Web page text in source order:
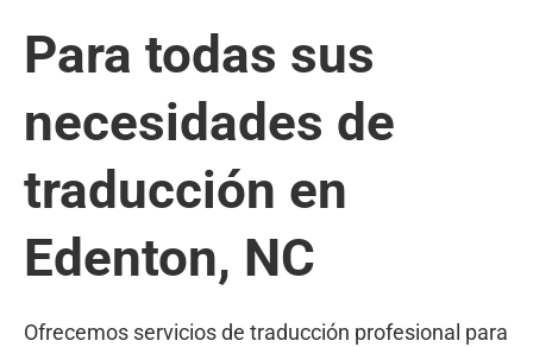
Para todas sus
necesidades de
traducción en
Edenton, NC
Ofrecemos servicios de traducción profesional para